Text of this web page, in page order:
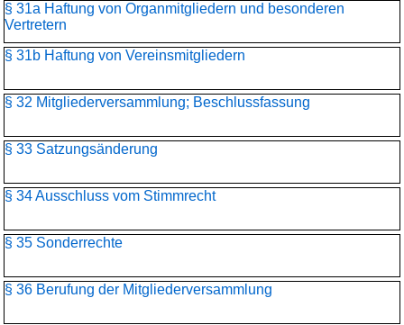
§ 31a Haftung von Organmitgliedern und besonderen
Vertretern
§ 31b Haftung von Vereinsmitgliedern
§ 32 Mitgliederversammlung; Beschlussfassung
§ 33 Satzungsänderung
§ 34 Ausschluss vom Stimmrecht
§ 35 Sonderrechte
§ 36 Berufung der Mitgliederversammlung